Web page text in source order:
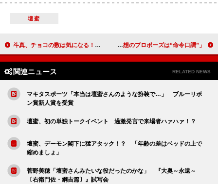
壇蜜
斗真、チョコの数は気になる！？ 映画『脳男』大ヒット舞台あいさつ １６歳の松井愛莉がゼクシィＣＭガールに 「理想のプロポーズは“命令口調”」
関連ニュース RELATED NEWS
マキタスポーツ「本当は壇蜜さんのような扮装で…」 ブルーリボ
ン賞新人賞を受賞
壇蜜、初の単独トークイベント 過激発言で来場者ハァハァ！？
壇蜜、デーモン閣下に猛アタック！？ 「年齢の差はベッドの上で
縮めましょ」
菅野美穂「壇蜜さんみたいな役だったのかな」 『大奥～永遠～
〔右衛門佐・綱吉篇〕』試写会